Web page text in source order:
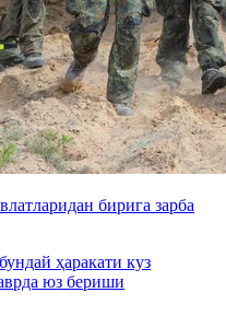
бирига зарба
ҳаракати куз
юз бериши